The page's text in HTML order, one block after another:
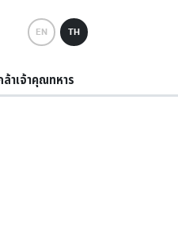
EN TH
าเจ้าคุณทหาร